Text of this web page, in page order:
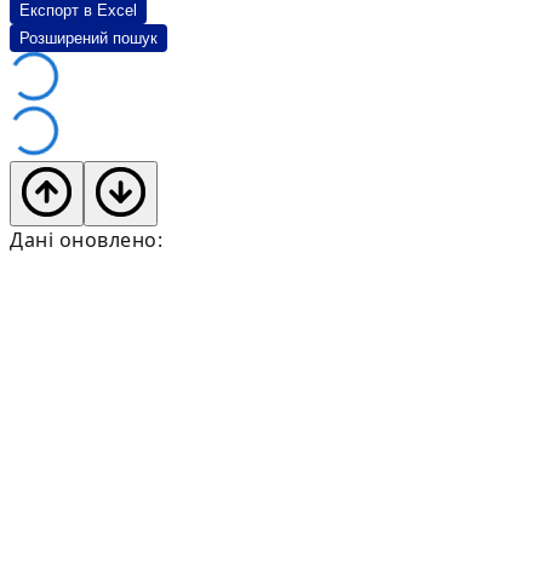
Експорт в Excel
Розширений пошук
Дані оновлено: